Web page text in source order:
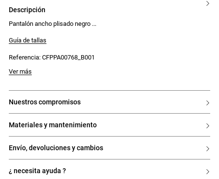
descripción
Pantalón ancho plisado negro
Guía de tallas
Referencia: CFPPA00768_B001
Ver más
nuestros compromisos
materiales y mantenimiento
envío, devoluciones y cambios
¿ necesita ayuda ?